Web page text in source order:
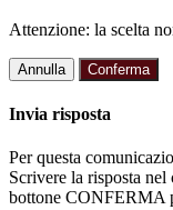
Attenzione: la scelta
Annulla Conferma
Invia risposta
Per questa
Scrivere la risposta nel
bottone CONFERMA